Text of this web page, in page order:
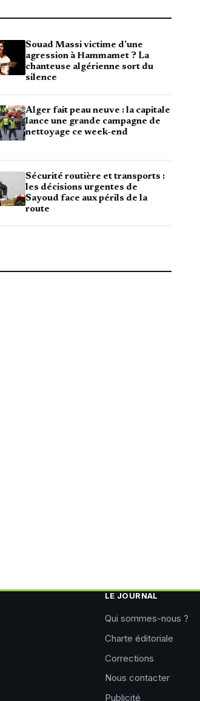
Souad Massi victime d’une
agression à Hammamet ? La
chanteuse algérienne sort du
silence
Alger fait peau neuve : la capitale
lance une grande campagne de
nettoyage ce week-end
Sécurité routière et transports :
les décisions urgentes de
Sayoud face aux périls de la
route
LE JOURNAL
Qui sommes-nous ?
Charte éditoriale
Corrections
Nous contacter
Publicité